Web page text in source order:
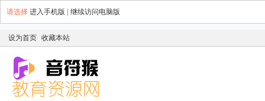
请选择 进入手机版 继续访问电脑版
设为首页 收藏本站